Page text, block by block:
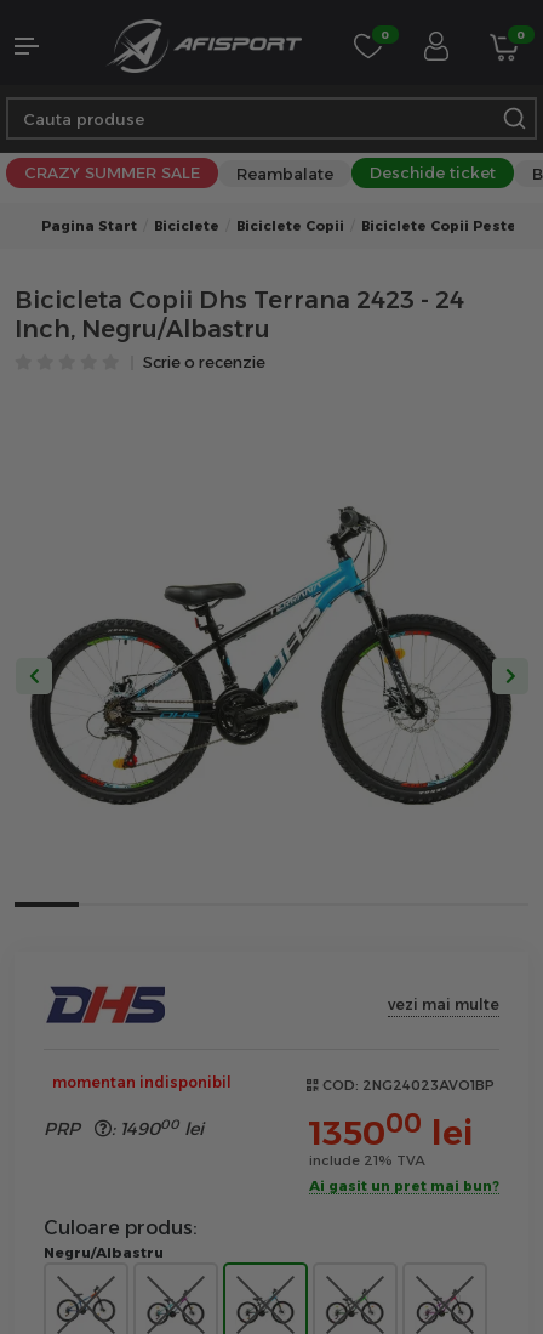
0 0
CRAZY SUMMER SALE Reambalate Deschide ticket
Pagina Start Biciclete Biciclete Copii Biciclete Copii Peste 10
Bicicleta Copii Dhs Terrana 2423 - 24
Inch, Negru/Albastru
Scrie o recenzie
vezi mai multe
momentan indisponibil COD: 2NG24023AVO1BP
PRP : 149000 lei 135000 lei
include 21% TVA
Ai gasit un pret mai bun?
Culoare produs:
Negru/Albastru